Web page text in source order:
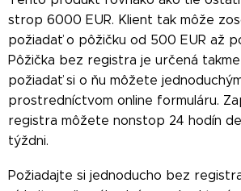
strop 6000 EUR. Klient tak môže
požiadať o pôžičku od 500 EUR až
Pôžička bez registra je určená
požiadať si o ňu môžete
prostredníctvom online formuláru.
registra môžete nonstop 24 hodín
týždni.
Požiadajte si jednoducho bez